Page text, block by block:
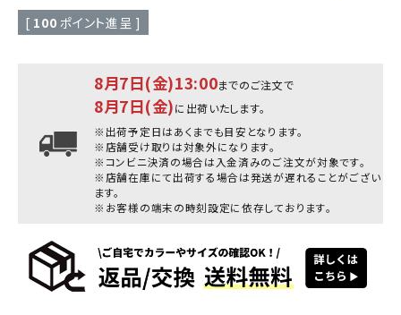
[ 100 ポイント進呈 ]
8月7日(金)13:00までのご注文で
8月7日(金)に出荷いたします。
※出荷予定日はあくまでも目安となります。
※店舗受け取りは対象外になります。
※コンビニ決済の場合は入金済みのご注文が対象です。
※店舗在庫にて出荷する場合は発送が遅れることがござい
ます。
※お客様の端末の時刻設定に依存しております。